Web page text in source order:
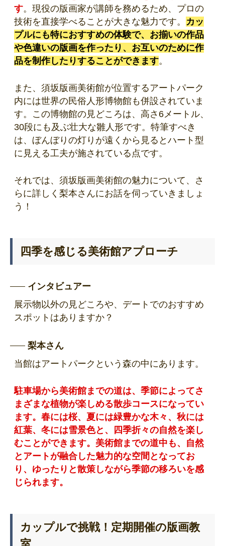
す。現役の版画家が講師を務めるため、プロの
技術を直接学べることが大きな魅力です。 カッ
プルにも特におすすめの体験で、お揃いの作品
や色違いの版画を作ったり、お互いのために作
品を制作したりすることができます。
また、須坂版画美術館が位置するアートパーク
内には世界の民俗人形博物館も併設されていま
す。この博物館の見どころは、高さ6メートル、
30段にも及ぶ壮大な雛人形です。特筆すべき
は、ぼんぼりの灯りが遠くから見るとハート型
に見える工夫が施されている点です。
それでは、須坂版画美術館の魅力について、さ
らに詳しく梨本さんにお話を伺っていきましょ
う！
四季を感じる美術館アプローチ
インタビュアー
展示物以外の見どころや、デートでのおすすめ
スポットはありますか？
梨本さん
当館はアートパークという森の中にあります。
駐車場から美術館までの道は、季節によってさ
まざまな植物が楽しめる散歩コースになってい
ます。春には桜、夏には緑豊かな木々、秋には
紅葉、冬には雪景色と、四季折々の自然を楽し
むことができます。美術館までの道中も、自然
とアートが融合した魅力的な空間となってお
り、ゆったりと散策しながら季節の移ろいを感
じられます。
カップルで挑戦！定期開催の版画教